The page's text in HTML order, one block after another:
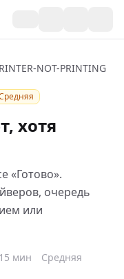
NOT-PRINTING
хотя
«Готово».
очередь
или
мин
Средняя